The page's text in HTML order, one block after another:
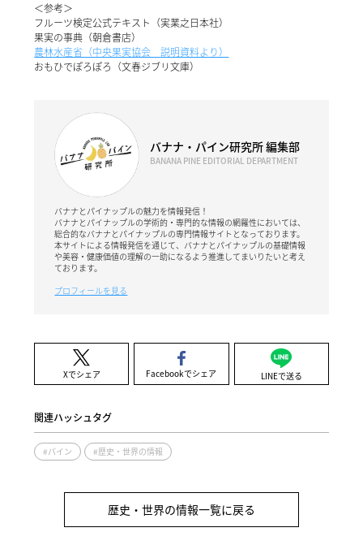
＜参考＞
フルーツ検定公式テキスト（実業之日本社）
果実の事典（朝倉書店）
農林水産省（中央果実協会 説明資料より）
おもひでぽろぽろ（文春ジブリ文庫）
バナナ・パイン研究所 編集部
BANANA PINE EDITORIAL DEPARTMENT
バナナとパイナップルの魅力を情報発信！
バナナとパイナップルの学術的・専門的な情報の網羅性においては、
総合的なバナナとパイナップルの専門情報サイトとなっております。
本サイトによる情報発信を通じて、バナナとパイナップルの基礎情報
や美容・健康価値の理解の一助になるよう推進してまいりたいと考え
ております。
プロフィールを見る
Xでシェア Facebookでシェア LINEで送る
関連ハッシュタグ
#パイン #歴史・世界の情報
歴史・世界の情報一覧に戻る